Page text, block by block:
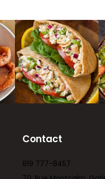
Contact
819 777-8457